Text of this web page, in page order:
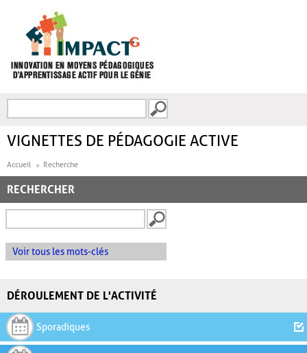
FORMULAIRE DE
VIGNETTES DE PÉDAGOGIE ACTIVE
Accueil Recherche
RECHERCHER
Voir tous les mots-clés
DÉROULEMENT DE L'ACTIVITÉ
Sporadiques